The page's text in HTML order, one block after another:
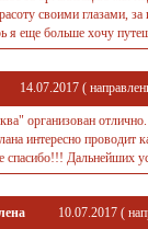
своими глазами,
я еще больше хочу
14.07.2017 (
организован
интересно проводит
спасибо!!! Дальнейших
10.07.2017 (